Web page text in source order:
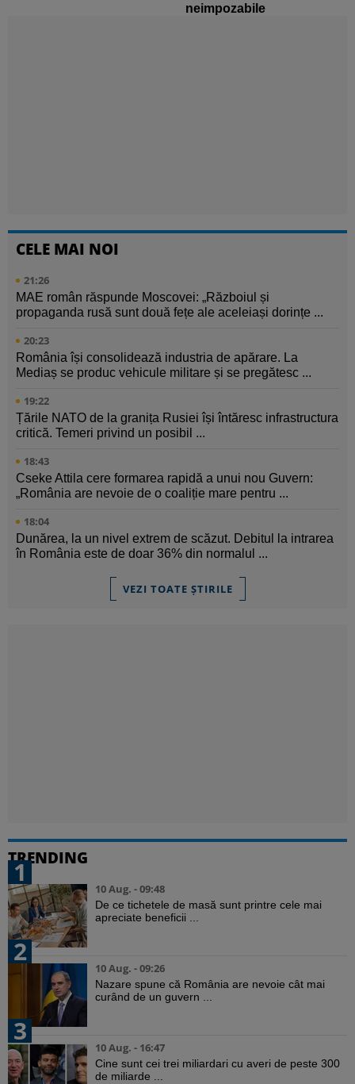
neimpozabile
CELE MAI NOI
21:26
MAE român răspunde Moscovei: „Războiul și
propaganda rusă sunt două fețe ale aceleiași dorințe ...
20:23
România își consolidează industria de apărare. La
Mediaș se produc vehicule militare și se pregătesc ...
19:22
Țările NATO de la granița Rusiei își întăresc infrastructura
critică. Temeri privind un posibil ...
18:43
Cseke Attila cere formarea rapidă a unui nou Guvern:
„România are nevoie de o coaliție mare pentru ...
18:04
Dunărea, la un nivel extrem de scăzut. Debitul la intrarea
în România este de doar 36% din normalul ...
VEZI TOATE ȘTIRILE
TRENDING
1
10 Aug. - 09:48
De ce tichetele de masă sunt printre cele mai
apreciate beneficii ...
2
10 Aug. - 09:26
Nazare spune că România are nevoie cât mai
curând de un guvern ...
3
10 Aug. - 16:47
Cine sunt cei trei miliardari cu averi de peste 300
de miliarde ...